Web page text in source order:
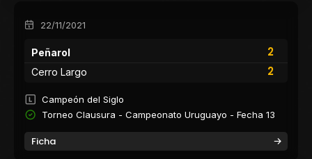
22/11/2021
Peñarol
2
2
Cerro Largo
Campeón del Siglo
Torneo Clausura - Campeonato Uruguayo - Fecha 13
Ficha